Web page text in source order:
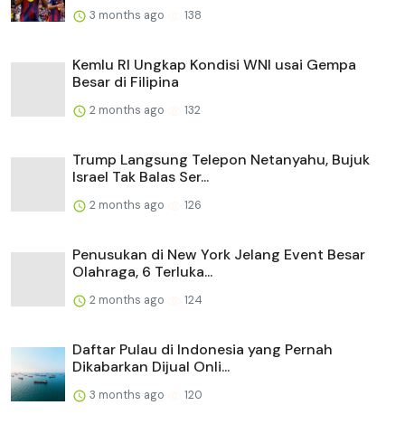
3 months ago 138
Kemlu RI Ungkap Kondisi WNI usai Gempa
Besar di Filipina
2 months ago 132
Trump Langsung Telepon Netanyahu, Bujuk
Israel Tak Balas Ser...
2 months ago 126
Penusukan di New York Jelang Event Besar
Olahraga, 6 Terluka...
2 months ago 124
Daftar Pulau di Indonesia yang Pernah
Dikabarkan Dijual Onli...
3 months ago 120